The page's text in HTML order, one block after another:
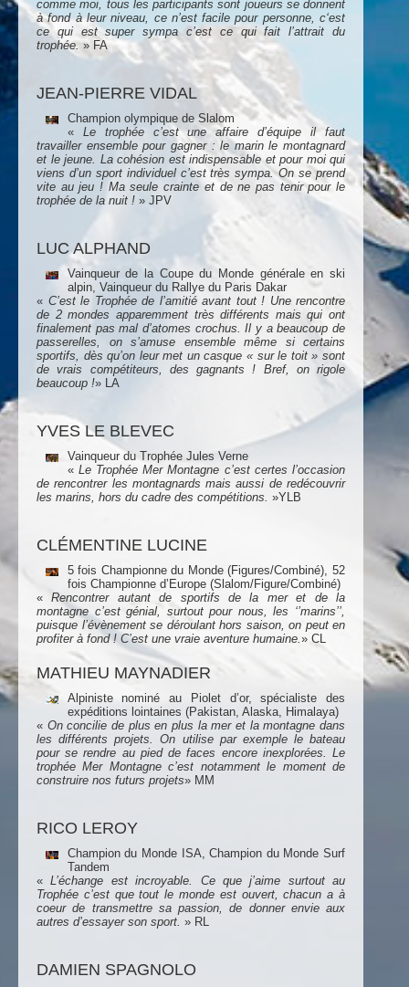
comme moi, tous les participants sont joueurs se donnent
à fond à leur niveau, ce n’est facile pour personne, c‘est
ce qui est super sympa c’est ce qui fait l’attrait du
trophée. » FA
JEAN-PIERRE VIDAL
Champion olympique de Slalom
« Le trophée c’est une affaire d’équipe il faut
travailler ensemble pour gagner : le marin le montagnard
et le jeune. La cohésion est indispensable et pour moi qui
viens d’un sport individuel c’est très sympa. On se prend
vite au jeu ! Ma seule crainte et de ne pas tenir pour le
trophée de la nuit ! » JPV
LUC ALPHAND
Vainqueur de la Coupe du Monde générale en ski
alpin, Vainqueur du Rallye du Paris Dakar
« C’est le Trophée de l’amitié avant tout ! Une rencontre
de 2 mondes apparemment très différents mais qui ont
finalement pas mal d’atomes crochus. Il y a beaucoup de
passerelles, on s’amuse ensemble même si certains
sportifs, dès qu’on leur met un casque « sur le toit » sont
de vrais compétiteurs, des gagnants ! Bref, on rigole
beaucoup !» LA
YVES LE BLEVEC
Vainqueur du Trophée Jules Verne
«Le Trophée Mer Montagne c’est certes l’occasion
de rencontrer les montagnards mais aussi de redécouvrir
les marins, hors du cadre des compétitions. »YLB
CLÉMENTINE LUCINE
5 fois Championne du Monde (Figures/Combiné), 52
fois Championne d’Europe (Slalom/Figure/Combiné)
«Rencontrer autant de sportifs de la mer et de la
montagne c’est génial, surtout pour nous, les ‘’marins’’,
puisque l’évènement se déroulant hors saison, on peut en
profiter à fond ! C’est une vraie aventure humaine.» CL
MATHIEU MAYNADIER
Alpiniste nominé au Piolet d’or, spécialiste des
expéditions lointaines (Pakistan, Alaska, Himalaya)
« On concilie de plus en plus la mer et la montagne dans
les différents projets. On utilise par exemple le bateau
pour se rendre au pied de faces encore inexplorées. Le
trophée Mer Montagne c’est notamment le moment de
construire nos futurs projets» MM
RICO LEROY
Champion du Monde ISA, Champion du Monde Surf
Tandem
« L’échange est incroyable. Ce que j’aime surtout au
Trophée c’est que tout le monde est ouvert, chacun a à
coeur de transmettre sa passion, de donner envie aux
autres d’essayer son sport. » RL
DAMIEN SPAGNOLO